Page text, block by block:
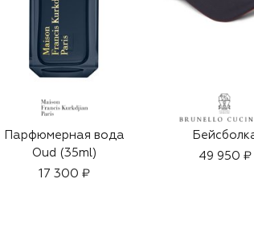
Парфюмерная вода
Oud (35ml)
17 300 ₽
49 950 ₽